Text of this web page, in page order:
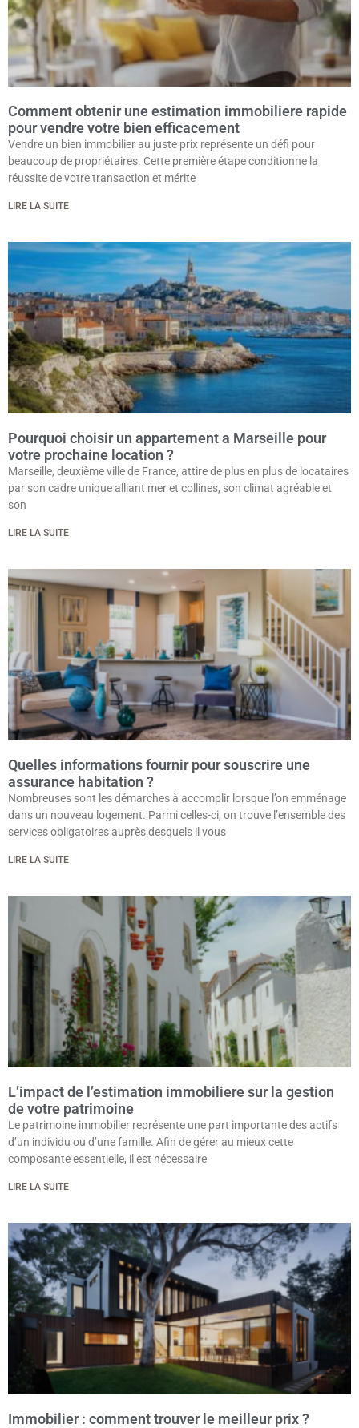
Comment obtenir une estimation immobiliere rapide
pour vendre votre bien efficacement
Vendre un bien immobilier au juste prix représente un défi pour
beaucoup de propriétaires. Cette première étape conditionne la
réussite de votre transaction et mérite
LIRE LA SUITE
Pourquoi choisir un appartement a Marseille pour
votre prochaine location ?
Marseille, deuxième ville de France, attire de plus en plus de locataires
par son cadre unique alliant mer et collines, son climat agréable et
son
LIRE LA SUITE
Quelles informations fournir pour souscrire une
assurance habitation ?
Nombreuses sont les démarches à accomplir lorsque l’on emménage
dans un nouveau logement. Parmi celles-ci, on trouve l’ensemble des
services obligatoires auprès desquels il vous
LIRE LA SUITE
L’impact de l’estimation immobiliere sur la gestion
de votre patrimoine
Le patrimoine immobilier représente une part importante des actifs
d’un individu ou d’une famille. Afin de gérer au mieux cette
composante essentielle, il est nécessaire
LIRE LA SUITE
Immobilier : comment trouver le meilleur prix ?